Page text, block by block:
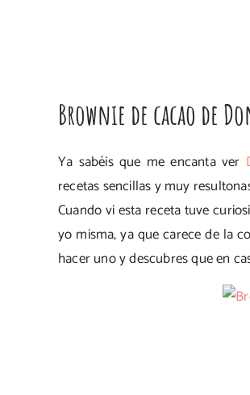
Brownie de cacao de
Ya sabéis que me encanta ver
recetas sencillas y muy
Cuando vi esta receta tuve
yo misma, ya que carece de la
hacer uno y descubres que en